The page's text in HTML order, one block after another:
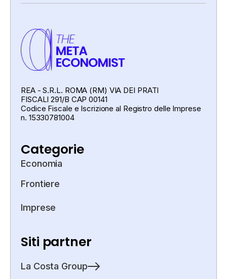
REA - S.R.L. ROMA (RM) VIA DEI PRATI
FISCALI 291/B CAP 00141
Codice Fiscale e Iscrizione al Registro delle Imprese
n. 15330781004
Categorie
Economia
Frontiere
Imprese
Siti partner
La Costa Group